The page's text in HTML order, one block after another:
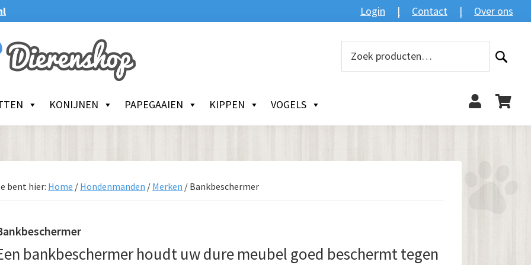
Login Contact Over ons
KONIJNEN PAPEGAAIEN KIPPEN VOGELS
Zoeken
bent hier: Home / Hondenmanden / Merken / Bankbeschermer
bankbeschermer houdt uw dure meubel goed beschermt tegen